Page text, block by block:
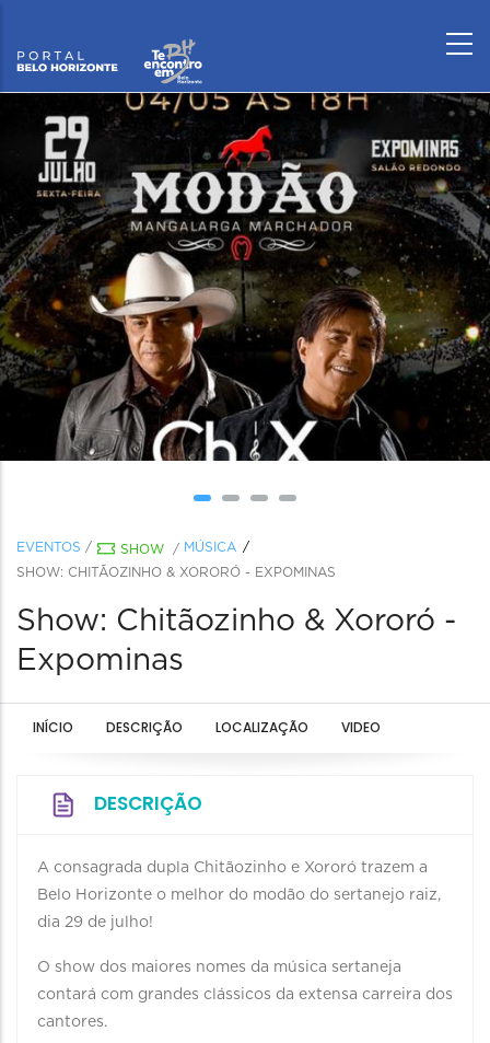
EVENTOS / SHOW / MÚSICA
SHOW: CHITÃOZINHO & XORORÓ - EXPOMINAS
Show: Chitãozinho & Xororó -
Expominas
INÍCIO DESCRIÇÃO LOCALIZAÇÃO VIDEO
DESCRIÇÃO
A consagrada dupla Chitãozinho e Xororó trazem a
Belo Horizonte o melhor do modão do sertanejo raiz,
dia 29 de julho!
O show dos maiores nomes da música sertaneja
contará com grandes clássicos da extensa carreira dos
cantores.